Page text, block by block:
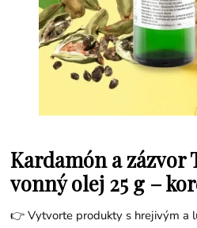
Kardamón a zázvor
vonný olej 25 g –
👉 Vytvorte produkty s hrejivým a